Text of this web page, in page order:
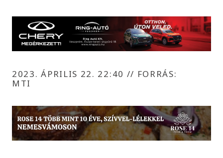
2023. ÁPRILIS 22. 22:40 // FORRÁS:
MTI